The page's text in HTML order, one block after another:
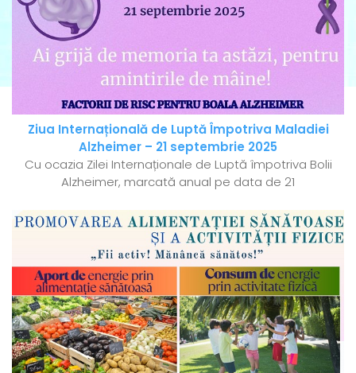
Ziua Internațională de Luptă Împotriva Maladiei
Alzheimer – 21 septembrie 2025
Cu ocazia Zilei Internaționale de Luptă împotriva Bolii
Alzheimer, marcată anual pe data de 21